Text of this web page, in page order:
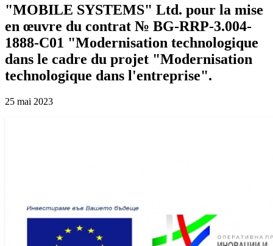
"MOBILE SYSTEMS" Ltd. pour la mise
en œuvre du contrat № BG-RRP-3.004-
1888-C01 "Modernisation technologique
dans le cadre du projet "Modernisation
technologique dans l'entreprise".
25 mai 2023